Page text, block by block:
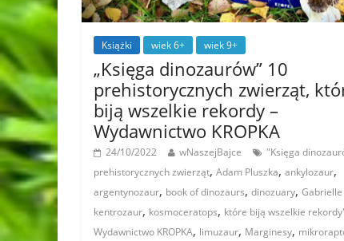
Książki wiek 6+ wiek 9+
„Księga dinozaurów” 10
prehistorycznych zwierząt,
biją wszelkie rekordy –
Wydawnictwo KROPKA
24/10/2022 wNaszejBajce
"Księga
prehistorycznych zwierząt, Adam Pluszka, ankylozaur,
argentynozaur, book of dinozaurs, dinozuary,
kentrozaur, kosmoceratops, które biją wszelkie
Wydawnictwo KROPKA, limuzaur, Marginesy,